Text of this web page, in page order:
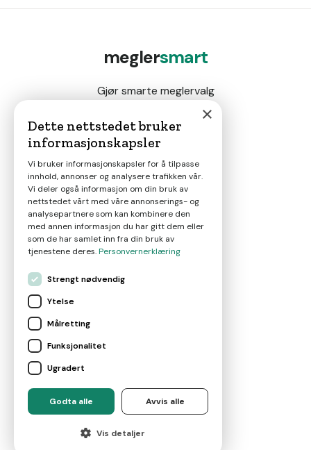
meglersmart
Gjør smarte meglervalg
Magasin
Nyheter
Om oss
For eiendomsmeglere
© 2026Marketplace AS
×
Dette nettstedet bruker
informasjonskapsler
Vi bruker informasjonskapsler for å tilpasse
innhold, annonser og analysere trafikken vår.
Vi deler også informasjon om din bruk av
nettstedet vårt med våre annonserings- og
analysepartnere som kan kombinere den
med annen informasjon du har gitt dem eller
som de har samlet inn fra din bruk av
tjenestene deres.Personvernerklæring
Strengt nødvendig
Ytelse
Målretting
Funksjonalitet
Ugradert
Godta alle Avvis alle
Vis detaljer